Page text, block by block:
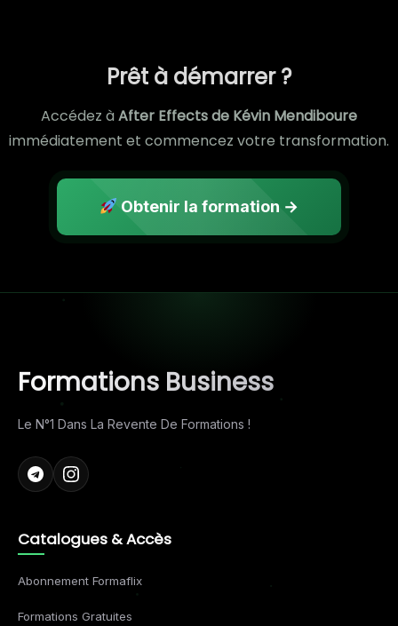
Prêt à démarrer ?
Accédez àAfter Effects de Kévin Mendiboure
immédiatement et commencez votre transformation.
Obtenir la formation →
Formations Business
Le N°1 Dans La Revente De Formations !
Catalogues & Accès
Abonnement Formaflix
Formations Gratuites